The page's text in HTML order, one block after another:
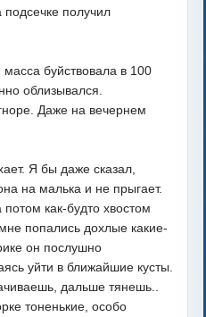
получил
буйствовала в 100
облизывался.
Даже на вечернем
Я бы даже сказал,
на малька и не прыгает.
как-будто хвостом
попались дохлые какие-
он послушно
уйти в ближайшие кусты.
дальше тянешь..
тоненькие, особо